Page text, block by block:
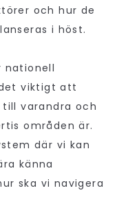
och hur de
i höst.
nationell
viktigt att
varandra och
områden är.
där vi kan
känna
ska vi navigera